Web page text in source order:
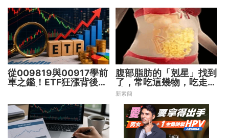
從009819與00917學前
車之鑑！ETF狂漲背後
腹部脂肪的「剋星」找到
了，常吃這幾物，吃走大
肚囊，瘦出小蠻腰
新素簡